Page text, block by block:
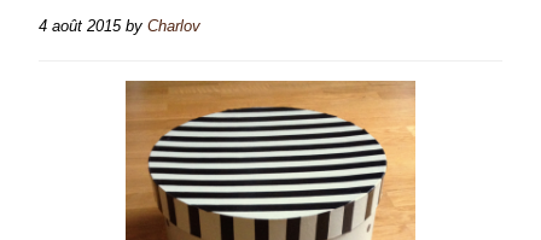
4 août 2015by Charlov